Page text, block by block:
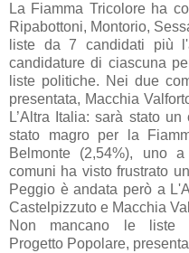
La Fiamma Tricolore ha
Ripabottoni, Montorio,
liste da 7 candidati più
candidature di ciascuna
liste politiche. Nei due
presentata, Macchia
L’Altra Italia: sarà stato
stato magro per la
Belmonte (2,54%), uno
comuni ha visto frustrato
Peggio è andata però a
Castelpizzuto e Macchia
Non mancano le liste
Progetto Popolare,